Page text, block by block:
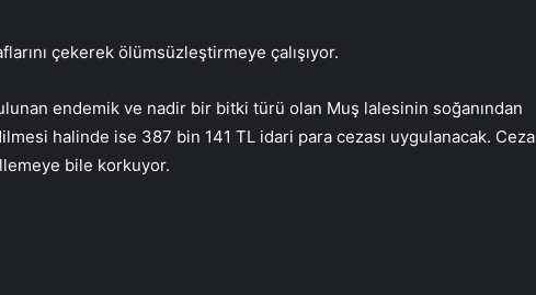
çekerek ölümsüzleştirmeye çalışıyor.
endemik ve nadir bir bitki türü olan Muş lalesinin soğanından
halinde ise 387 bin 141 TL idari para cezası uygulanacak. Ceza
bile korkuyor.